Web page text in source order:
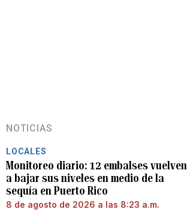
NOTICIAS
LOCALES
Monitoreo diario: 12 embalses vuelven
a bajar sus niveles en medio de la
sequía en Puerto Rico
8 de agosto de 2026 a las 8:23 a.m.